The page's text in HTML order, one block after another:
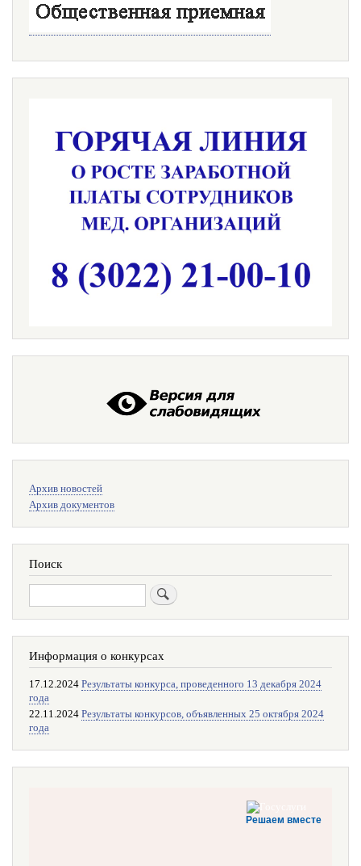
поиска
Архив новостей
Архив документов
Поиск
Поиск
Информация о конкурсах
17.12.2024 Результаты конкурса, проведенного 13 декабря 2024
года
22.11.2024 Результаты конкурсов, объявленных 25 октября 2024
года
Решаем вместе